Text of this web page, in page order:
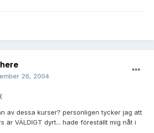
26, 2004
av dessa kurser? personligen tycker jag att
är VÄLDIGT dyrt... hade föreställt mig nåt i